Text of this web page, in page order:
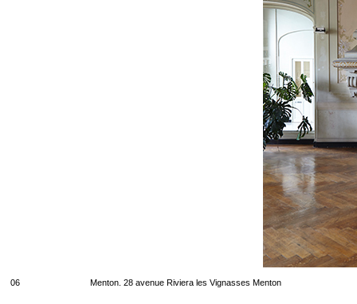
06 Menton. 28 avenue Riviera les Vignasses Menton